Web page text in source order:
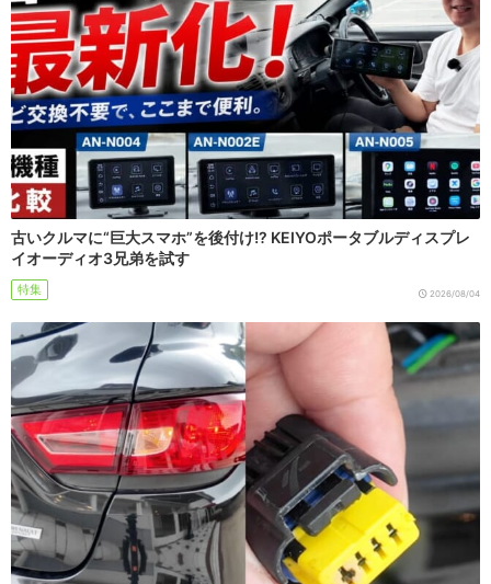
古いクルマに“巨大スマホ”を後付け!? KEIYOポータブルディスプレ
イオーディオ3兄弟を試す
特集 2026/08/04